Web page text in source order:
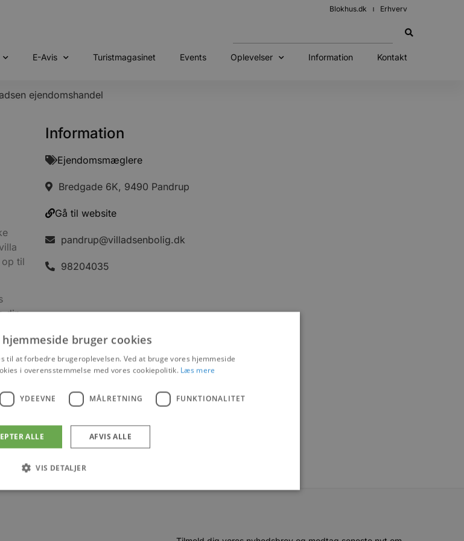
Blokhus.dk Erhverv
E-Avis Turistmagasinet Events Oplevelser Information Kontakt
til
din
Information
Ejendomsmæglere
Bredgade 6K, 9490 Pandrup
Gå til website
pandrup@villadsenbolig.dk
98204035
hjemmeside bruger cookies
til at forbedre brugeroplevelsen. Ved at bruge vores hjemmeside
i overensstemmelse med vores cookiepolitik. Læs mere
YDEEVNE MÅLRETNING FUNKTIONALITET
ALLE AFVIS ALLE
VIS DETALJER
grundlæggende funktionalitet såsom brugerlogin og kontoadministration. Hjemmesiden